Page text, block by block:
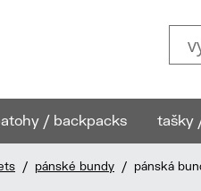
/ backpacks tašky
/ pánské bundy / pánská